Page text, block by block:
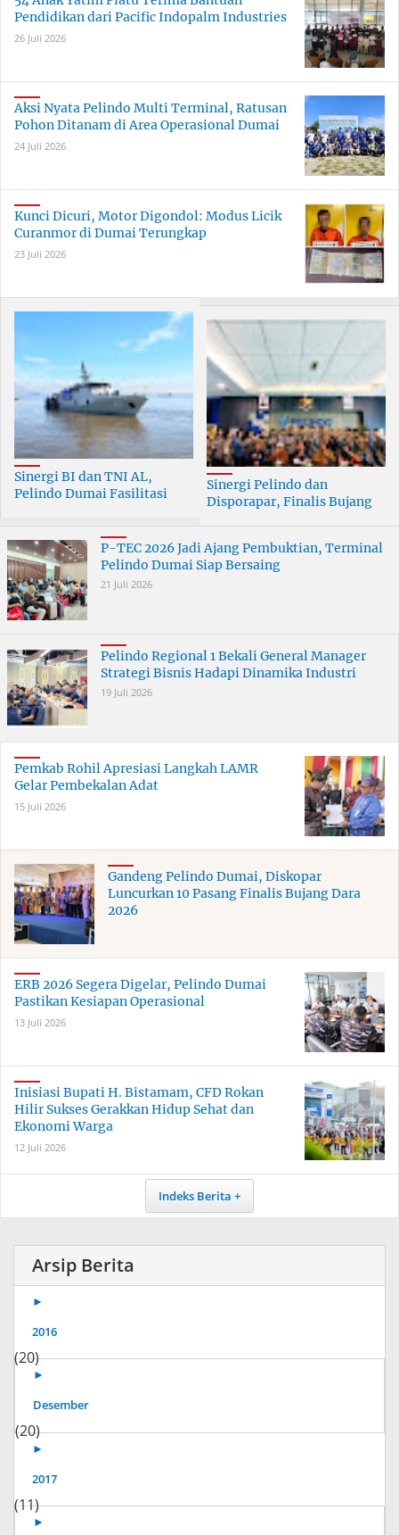
Pendidikan dari Pacific Indopalm Industries
26 Juli 2026
Aksi Nyata Pelindo Multi Terminal, Ratusan
Pohon Ditanam di Area Operasional Dumai
24 Juli 2026
Kunci Dicuri, Motor Digondol: Modus Licik
Curanmor di Dumai Terungkap
23 Juli 2026
Sinergi BI dan TNI AL,
Pelindo Dumai Fasilitasi
Sinergi Pelindo dan
Disporapar, Finalis Bujang
P-TEC 2026 Jadi Ajang Pembuktian, Terminal
Pelindo Dumai Siap Bersaing
21 Juli 2026
Pelindo Regional 1 Bekali General Manager
Strategi Bisnis Hadapi Dinamika Industri
19 Juli 2026
Pemkab Rohil Apresiasi Langkah LAMR
Gelar Pembekalan Adat
15 Juli 2026
Gandeng Pelindo Dumai, Diskopar
Luncurkan 10 Pasang Finalis Bujang Dara
2026
ERB 2026 Segera Digelar, Pelindo Dumai
Pastikan Kesiapan Operasional
13 Juli 2026
Inisiasi Bupati H. Bistamam, CFD Rokan
Hilir Sukses Gerakkan Hidup Sehat dan
Ekonomi Warga
12 Juli 2026
Indeks Berita
Arsip Berita
►
2016
(20)
►
Desember
(20)
►
2017
(11)
►